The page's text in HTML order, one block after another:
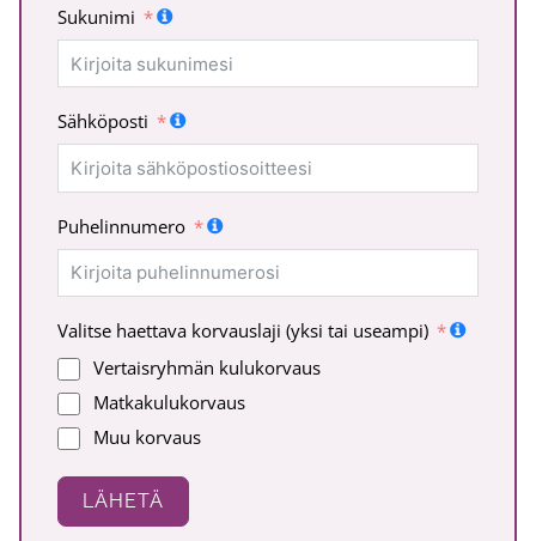
Sukunimi
Sähköposti
Puhelinnumero
Valitse haettava korvauslaji (yksi tai useampi)
Vertaisryhmän kulukorvaus
Matkakulukorvaus
Muu korvaus
LÄHETÄ